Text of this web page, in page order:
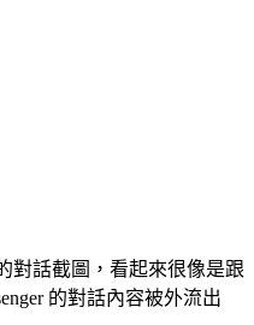
對話截圖，看起來很像是跟
的對話內容被外流出